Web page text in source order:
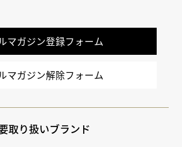
マガジン登録フォーム
マガジン解除フォーム
取り扱いブランド